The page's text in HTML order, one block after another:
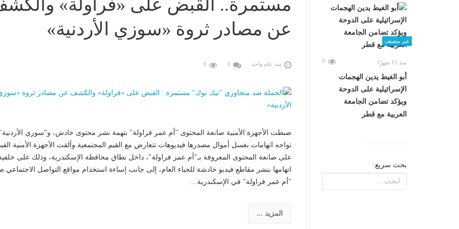
غير مصنف
منذ 11 شهرًا 0
أبو الغيط يدين الهجمات
الإسرائيلية على الدوحة
ويؤكد تضامن الجامعة
العربية مع قطر
بحث سريع:
مستمرة.. القبض على «فراولة»
عن مصادر ثروة «سوزي الأردنية»
منذ عام واحد 0
0
ضبطت الأجهزة الأمنية صانعة المحتوى "أم عمر فراولة" بتهمة نشر محتوى خادش، و"سوزي الأردنية"
تواجه اتهامات بغسل أموال مصدرها فيديوهات تتعارض مع القيم المجتمعية.وألقت الأجهزة الأمنية
على صانعة المحتوى المعروفة بـ"أم عمر فراولة"، داخل نطاق محافظة الإسكندرية، وذلك على
اتهامها بنشر مقاطع فيديو خادشة للحياء العام، إلى جانب إساءة استخدام مواقع التواصل
"أم عمر فراولة" في الإسكندرية...
المزيد ...